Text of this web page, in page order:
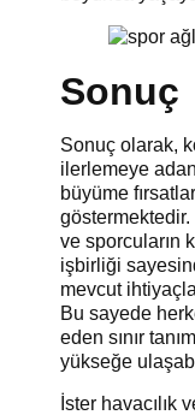
Sonuç
Sonuç olarak,
ilerlemeye
büyüme
ve sporcuların
işbirliği
mevcut
Bu sayede
eden sınır
yükseğe
İster havacılık